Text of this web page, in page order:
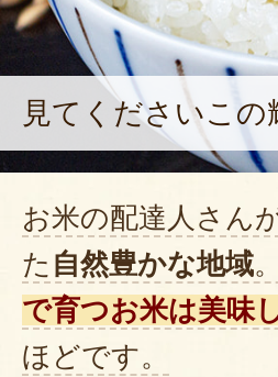
見てくださいこの
お米の配達人さん
た 自然豊かな地域
で育つお米は美味
ほどです。